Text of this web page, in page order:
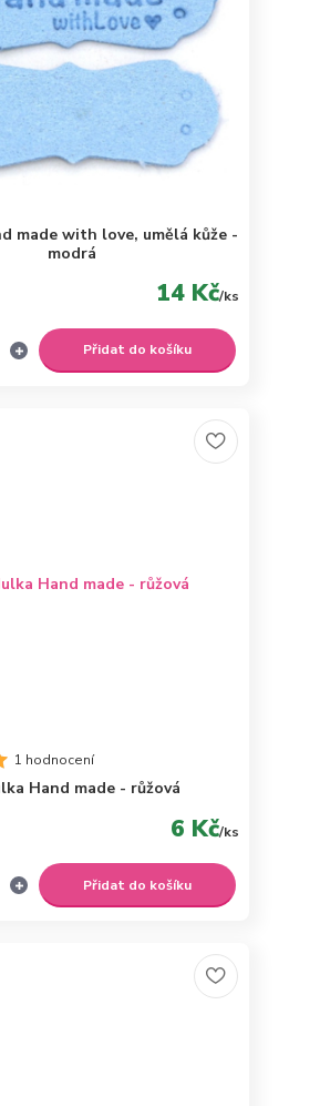
made with love, umělá kůže -
modrá
14 Kč/ks
Přidat do košíku
1 hodnocení
Hand made - růžová
6 Kč/ks
Přidat do košíku